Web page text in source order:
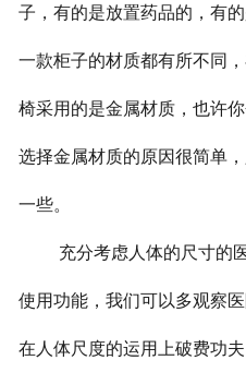
子，有的是放置药品的，有
一款柜子的材质都有所不同
椅采用的是金属材质，也许
选择金属材质的原因很简单
一些。
充分考虑人体的尺寸的
使用功能，我们可以多观察
在人体尺度的运用上破费功